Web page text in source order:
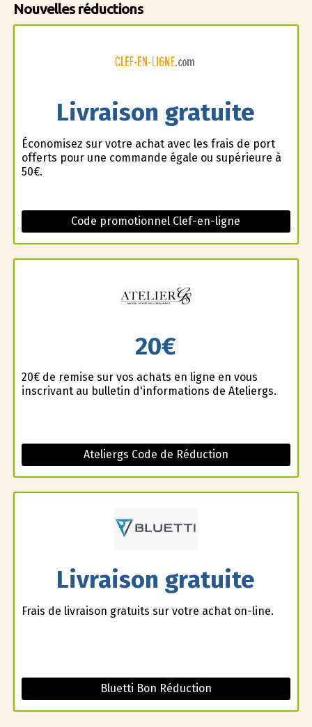
Nouvelles réductions
Livraison gratuite
Économisez sur votre achat avec les frais de port
offerts pour une commande égale ou supérieure à
50€.
Code promotionnel Clef-en-ligne
20€
20€ de remise sur vos achats en ligne en vous
inscrivant au bulletin d'informations de Ateliergs.
Ateliergs Code de Réduction
Livraison gratuite
Frais de livraison gratuits sur votre achat on-line.
Bluetti Bon Réduction